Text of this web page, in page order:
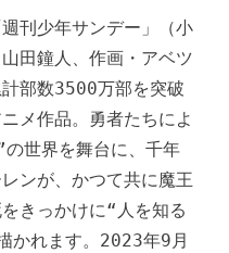
刊少年サンデー」（小
田鐘人、作画・アベツ
部数3500万部を突破
メ作品。勇者たちによ
世界を舞台に、千年
ンが、かつて共に魔王
きっかけに“人を知る
かれます。2023年9月